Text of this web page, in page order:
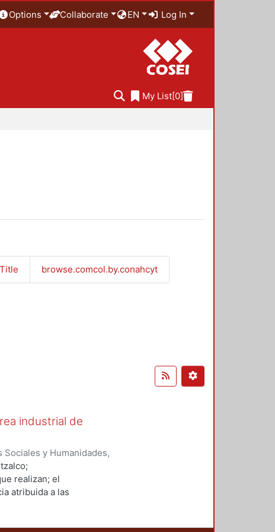
Options Collaborate EN Log In
My List[0]
browse.comcol.by.conahcyt
industrial de
y Humanidades,
Enciso, Juan Andrés
Olvera, Julio Vicente,
realizan; el
atribuida a las